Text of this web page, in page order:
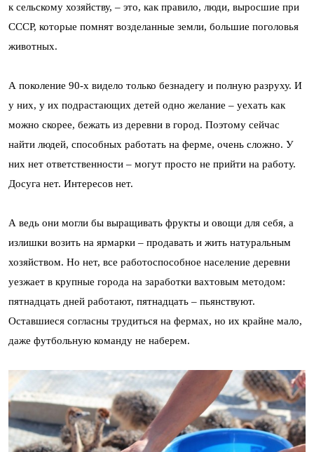
к сельскому хозяйству, – это, как правило, люди, выросшие при
СССР, которые помнят возделанные земли, большие поголовья
животных.
А поколение 90-х видело только безнадегу и полную разруху. И
у них, у их подрастающих детей одно желание – уехать как
можно скорее, бежать из деревни в город. Поэтому сейчас
найти людей, способных работать на ферме, очень сложно. У
них нет ответственности – могут просто не прийти на работу.
Досуга нет. Интересов нет.
А ведь они могли бы выращивать фрукты и овощи для себя, а
излишки возить на ярмарки – продавать и жить натуральным
хозяйством. Но нет, все работоспособное население деревни
уезжает в крупные города на заработки вахтовым методом:
пятнадцать дней работают, пятнадцать – пьянствуют.
Оставшиеся согласны трудиться на фермах, но их крайне мало,
даже футбольную команду не наберем.